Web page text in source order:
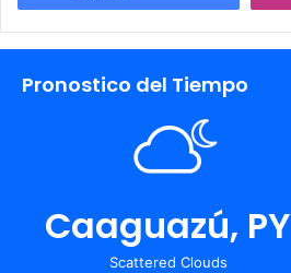
Pronostico del Tiempo
Caaguazú, PY
Scattered Clouds